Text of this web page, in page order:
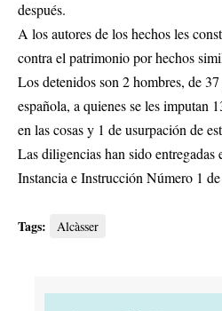
después.
A los autores de los hechos les
contra el patrimonio por hechos
Los detenidos son 2 hombres, de
española, a quienes se les imputan
en las cosas y 1 de usurpación de
Las diligencias han sido entregadas
Instancia e Instrucción Número 1 de
Tags: Alcàsser